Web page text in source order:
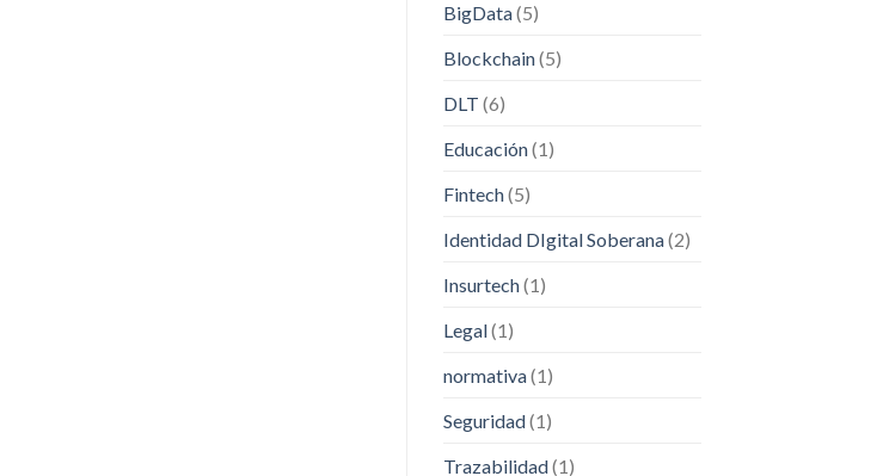
BigData(5)
Blockchain(5)
DLT (6)
Educación(1)
Fintech(5)
Identidad DIgital Soberana(2)
Insurtech(1)
Legal(1)
normativa(1)
Seguridad(1)
Trazabilidad(1)